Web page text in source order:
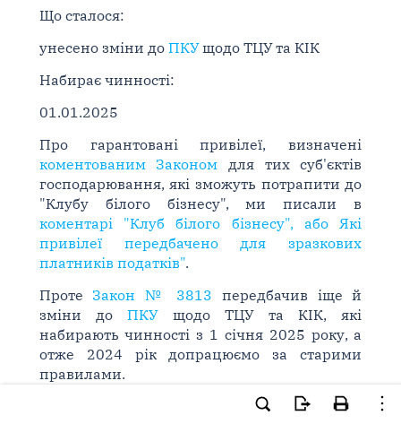
Що сталося:
унесено зміни до ПКУщодо ТЦУ та КІК
Набирає чинності:
01.01.2025
Про гарантовані привілеї, визначені
коментованим Законом для тих суб'єктів
господарювання, які зможуть потрапити до
"Клубу білого бізнесу", ми писали в
коментарі "Клуб білого бізнесу", або Які
привілеї передбачено для зразкових
платників податків".
Проте Закон № 3813 передбачив іще й
зміни доПКУщодо ТЦУ та КІК, які
набирають чинності з 1 січня 2025 року, а
отже 2024 рік допрацюємо за старими
правилами.